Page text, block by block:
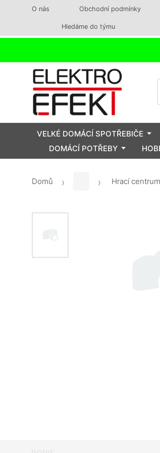
O nás Obchodní podmínky
Hledáme do týmu
VELKÉ DOMÁCÍ SPOTŘEBIČE
DOMÁCÍ POTŘEBY
Domů Hrací